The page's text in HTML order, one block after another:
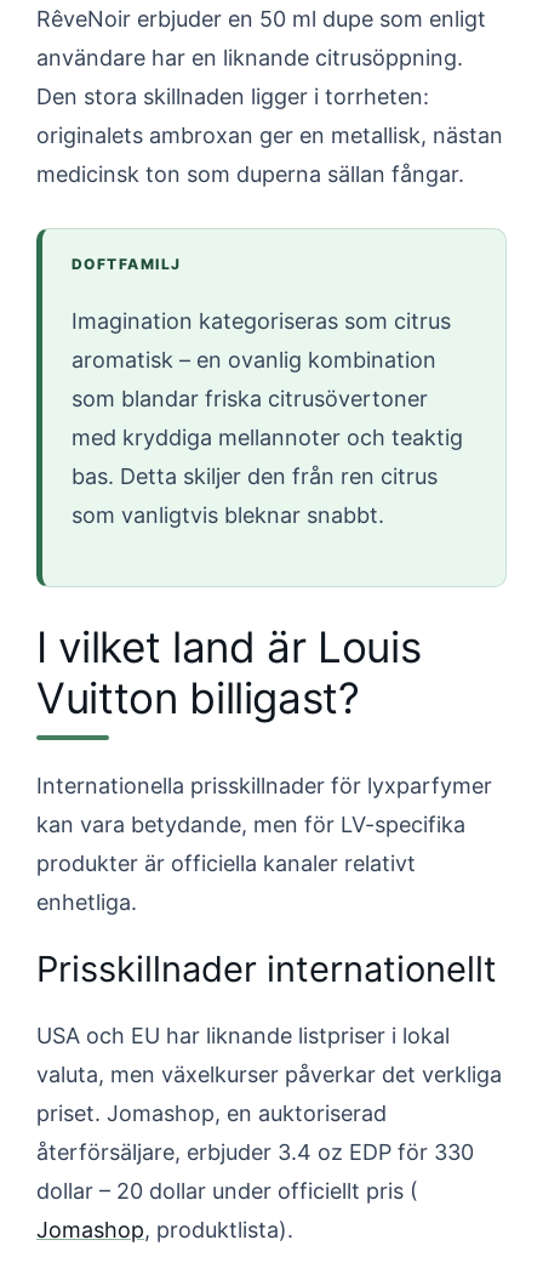
RêveNoir erbjuder en 50 ml dupe som enligt
användare har en liknande citrusöppning.
Den stora skillnaden ligger i torrheten:
originalets ambroxan ger en metallisk, nästan
medicinsk ton som duperna sällan fångar.
DOFTFAMILJ
Imagination kategoriseras som citrus
aromatisk – en ovanlig kombination
som blandar friska citrusövertoner
med kryddiga mellannoter och teaktig
bas. Detta skiljer den från ren citrus
som vanligtvis bleknar snabbt.
I vilket land är Louis
Vuitton billigast?
Internationella prisskillnader för lyxparfymer
kan vara betydande, men för LV-specifika
produkter är officiella kanaler relativt
enhetliga.
Prisskillnader internationellt
USA och EU har liknande listpriser i lokal
valuta, men växelkurser påverkar det verkliga
priset. Jomashop, en auktoriserad
återförsäljare, erbjuder 3.4 oz EDP för 330
dollar – 20 dollar under officiellt pris (
Jomashop, produktlista).